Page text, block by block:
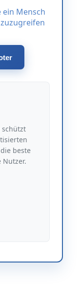
ein Mensch
schützt
beste